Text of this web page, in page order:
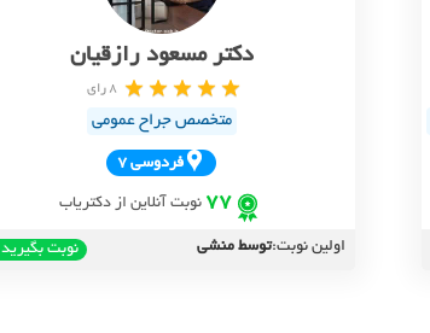
دکتر مسعود رازقیان
8 رای
متخصص جراح عمومی
فردوسي 7
77 نوبت آنلاین از دکتریاب
اولین نوبت:توسط منشی نوبت بگیرید